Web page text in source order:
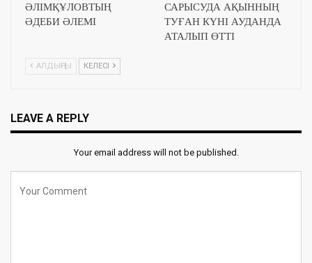
ӘЛІМҚҰЛОВТЫҢ
ӘДЕБИ ӘЛЕМІ
САРЫСУДА АҚЫННЫҢ
ТУҒАН КҮНІ АУДАНДА
АТАЛЫП ӨТТІ
АЛДЫҢҒЫ КЕЛЕСІ
LEAVE A REPLY
Your email address will not be published.